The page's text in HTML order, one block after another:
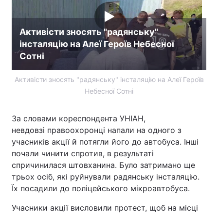
Активісти зносять "радянську"
інсталяцію на Алеї Героїв Небесної
Сотні
Активісти зносять "радянську" інсталяцію на Алеї Героїв
Небесної Сотні
За словами кореспондента УНІАН,
невдовзі правоохоронці напали на одного з
учасників акції й потягли його до автобуса. Інші
почали чинити спротив, в результаті
спричинилася штовханина. Було затримано ще
трьох осіб, які руйнували радянську інсталяцію.
Їх посадили до поліцейського мікроавтобуса.
Учасники акції висловили протест, щоб на місці